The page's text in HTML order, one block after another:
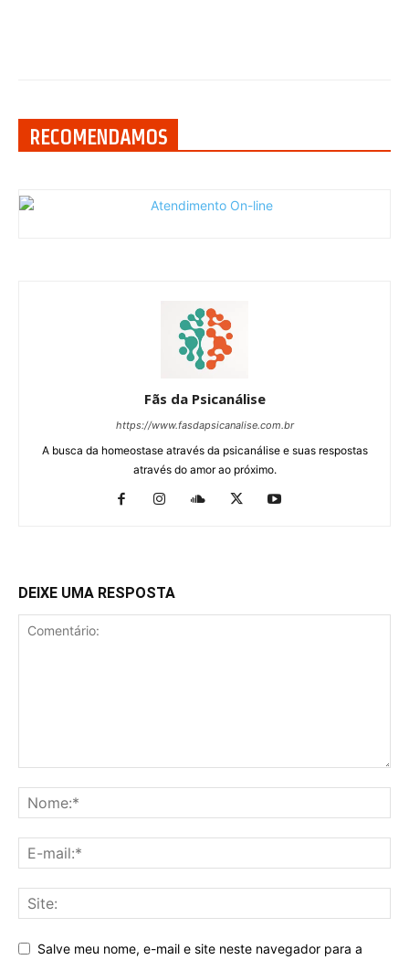
RECOMENDAMOS
Fãs da Psicanálise
https://www.fasdapsicanalise.com.br
A busca da homeostase através da psicanálise e suas respostas
através do amor ao próximo.
DEIXE UMA RESPOSTA
Salve meu nome, e-mail e site neste navegador para a